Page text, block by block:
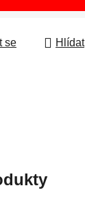
se Hlídat